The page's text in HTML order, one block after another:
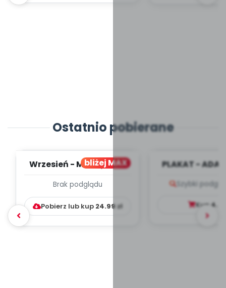
Ostatnio pobierane
bliżej MAX
Wrzesień - MIESIĘCZNY
WYCHOWAWCZO –
DYDAKTYC...
Brak podglądu
Pobierz lub kup 24.99zł
PLAKAT -
Szybki
Kup